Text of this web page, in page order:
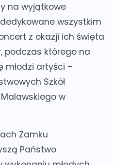
na wyjątkowe
wszystkim
z okazji ich święta
podczas którego na
młodzi artyści –
Szkół
w
Zamku
Państwo